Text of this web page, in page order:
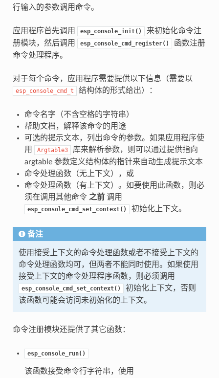
行输入的参数调用命令。
应用程序首先调用 esp_console_init()
来初始化命令注
册模块，然后调用
esp_console_cmd_register()
函数注册
命令处理程序。
对于每个命令，应用程序需要提供以下信息（需要以
esp_console_cmd_t 结构体的形式给出）：
命令名字（不含空格的字符串）
帮助文档，解释该命令的用途
可选的提示文本，列出命令的参数。如果应用程序使
用
Argtable3
库来解析参数，则可以通过提供指向
argtable 参数定义结构体的指针来自动生成提示文本
命令处理函数（无上下文），或
命令处理函数（有上下文）。如要使用此函数，则必
须在调用其他命令 之前调用
esp_console_cmd_set_context() 初始化上下文。
备注
使用接受上下文的命令处理函数或者不接受上下文的
命令处理函数均可，但两者不能同时使用。如果使用
接受上下文的命令处理程序函数，则必须调用
esp_console_cmd_set_context()
初始化上下文，否则
该函数可能会访问未初始化的上下文。
命令注册模块还提供了其它函数：
esp_console_run()
该函数接受命令行字符串，使用